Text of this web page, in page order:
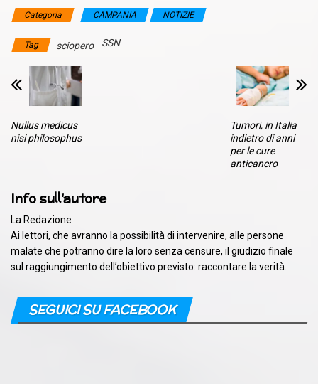
Categoria CAMPANIA NOTIZIE
Tag sciopero SSN
Nullus medicus
nisi philosophus
Tumori, in Italia
indietro di anni
per le cure
anticancro
Info sull'autore
La Redazione
Ai lettori, che avranno la possibilità di intervenire, alle persone
malate che potranno dire la loro senza censure, il giudizio finale
sul raggiungimento dell’obiettivo previsto: raccontare la verità.
SEGUICI SU FACEBOOK